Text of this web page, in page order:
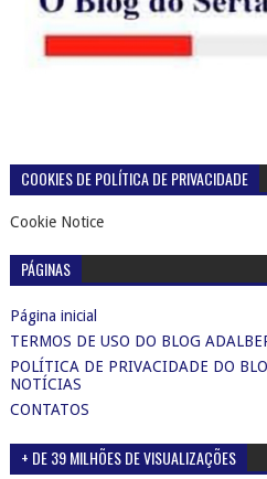
COOKIES DE POLÍTICA DE PRIVACIDADE
Cookie Notice
PÁGINAS
Página inicial
TERMOS DE USO DO BLOG
POLÍTICA DE PRIVACIDADE DO
NOTÍCIAS
CONTATOS
+ DE 39 MILHÕES DE VISUALIZAÇÕES